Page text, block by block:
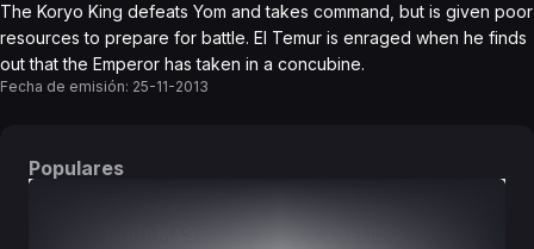
The Koryo King defeats Yom and takes command, but is given poor
resources to prepare for battle. El Temur is enraged when he finds
out that the Emperor has taken in a concubine.
Fecha de emisión: 25-11-2013
Populares